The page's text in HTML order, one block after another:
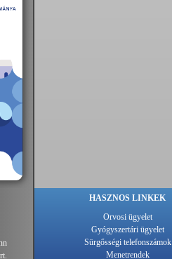
HASZNOS LINKEK
Orvosi ügyelet
Gyógyszertári ügyelet
Sürgősségi telefonszámok
Menetrendek